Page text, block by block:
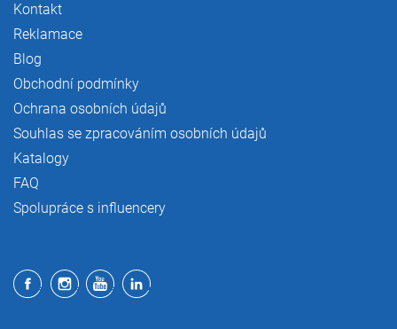
Kontakt
Reklamace
Blog
Obchodní podmínky
Ochrana osobních údajů
Souhlas se zpracováním osobních údajů
Katalogy
FAQ
Spolupráce s influencery